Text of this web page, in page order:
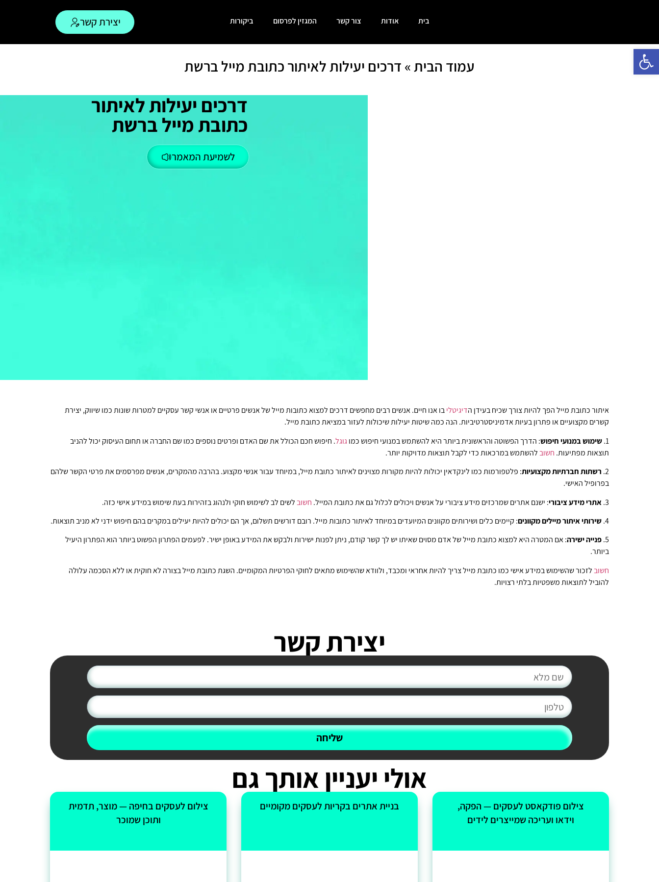
בית אודות צור קשר המגזין לפרסום ביקורות יצירת קשר
עמוד הבית» דרכים יעילות לאיתור כתובת מייל ברשת
דרכים יעילות לאיתור
כתובת מייל ברשת
לשמיעת המאמר
איתור כתובת מייל הפך להיות צורך שכיח בעידן הדיגיטליבו אנו חיים. אנשים רבים מחפשים דרכים למצוא כתובות מייל של אנשים פרטיים או אנשי קשר עסקיים למטרות שונות כמו שיווק, יצירת
קשרים מקצועיים או פתרון בעיות אדמיניסטרטיביות. הנה כמה שיטות יעילות שיכולות לעזור במציאת כתובת מייל.
1. שימוש במנועי חיפוש: הדרך הפשוטה והראשונית ביותר היא להשתמש במנועי חיפוש כמוגוגל. חיפוש חכם הכולל את שם האדם ופרטים נוספים כמו שם החברה או תחום העיסוק יכול להניב
תוצאות מפתיעות. חשובלהשתמש במרכאות כדי לקבל תוצאות מדויקות יותר.
2. רשתות חברתיות מקצועיות: פלטפורמות כמו לינקדאין יכולות להיות מקורות מצוינים לאיתור כתובת מייל, במיוחד עבור אנשי מקצוע. בהרבה מהמקרים, אנשים מפרסמים את פרטי הקשר שלהם
בפרופיל האישי.
3. אתרי מידע ציבורי: ישנם אתרים שמרכזים מידע ציבורי על אנשים ויכולים לכלול גם את כתובת המייל. חשובלשים לב לשימוש חוקי ולנהוג בזהירות בעת שימוש במידע אישי כזה.
4. שירותי איתור מיילים מקוונים: קיימים כלים ושירותים מקוונים המיועדים במיוחד לאיתור כתובות מייל. רובם דורשים תשלום, אך הם יכולים להיות יעילים במקרים בהם חיפוש ידני לא מניב תוצאות.
5. פנייה ישירה: אם המטרה היא למצוא כתובת מייל של אדם מסוים שאיתו יש לך קשר קודם, ניתן לפנות ישירות ולבקש את המידע באופן ישיר. לפעמים הפתרון הפשוט ביותר הוא הפתרון היעיל
ביותר.
חשובלזכור שהשימוש במידע אישי כמו כתובת מייל צריך להיות אחראי ומכבד, ולוודא שהשימוש מתאים לחוקי הפרטיות המקומיים. השגת כתובת מייל בצורה לא חוקית או ללא הסכמה עלולה
להוביל לתוצאות משפטיות בלתי רצויות.
יצירת קשר
שליחה
אולי יעניין אותך גם
צילום פודקאסט לעסקים — הפקה,
וידאו ועריכה שמייצרים לידים
בניית אתרים בקריות לעסקים מקומיים
צילום לעסקים בחיפה — מוצר, תדמית
ותוכן שמוכר
פתח סרגל נגישות